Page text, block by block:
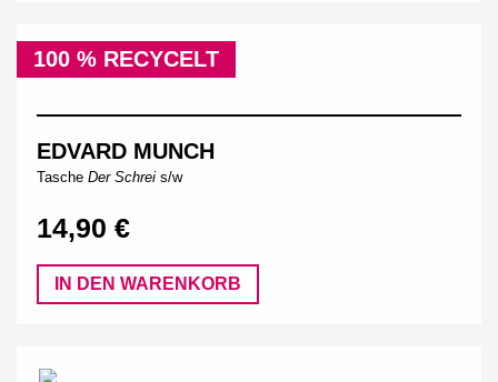
100 % RECYCELT
EDVARD MUNCH
Tasche Der Schrei s/w
14,90 €
IN DEN WARENKORB